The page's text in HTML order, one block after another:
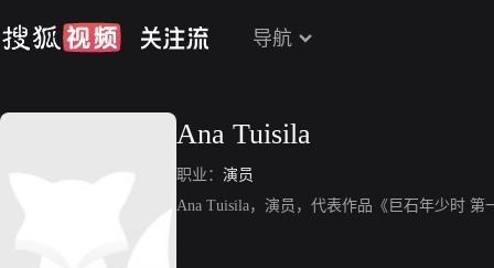
导航
Ana Tuisila
职业： 演员
Ana Tuisila，演员，代表作品《巨石年少时 第